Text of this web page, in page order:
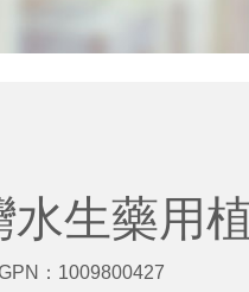
水生藥用
：1009800427